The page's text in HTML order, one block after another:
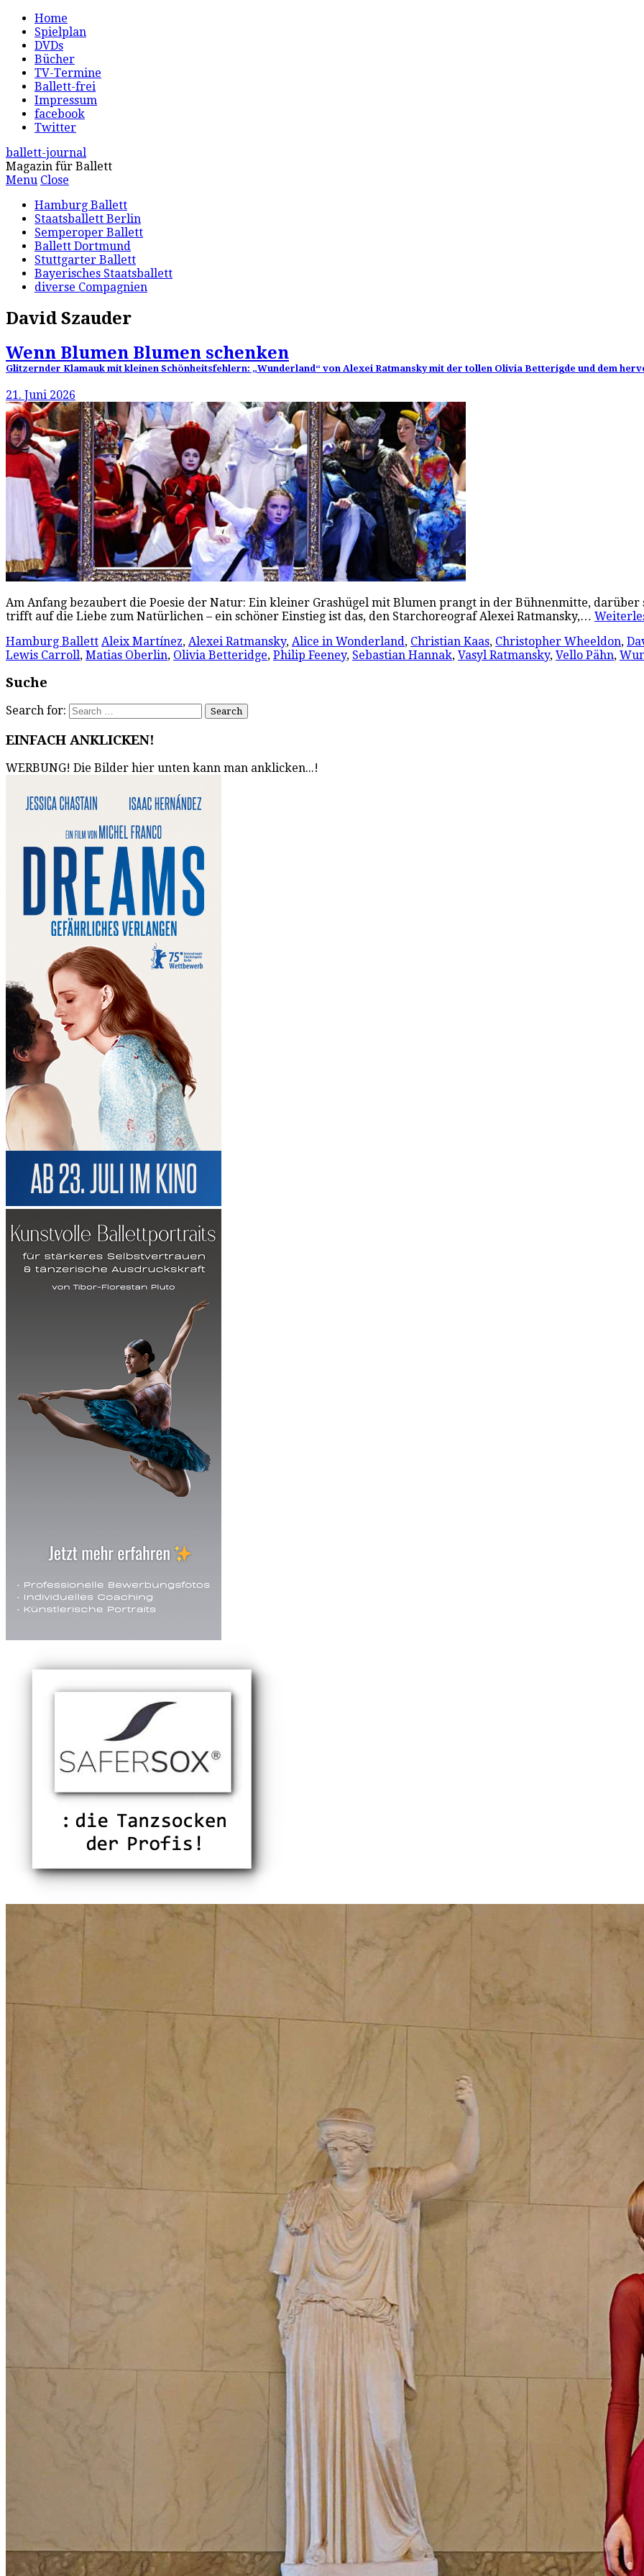
Home
Spielplan
DVDs
Bücher
TV-Termine
Ballett-frei
Impressum
facebook
Twitter
ballett-journal
Magazin für Ballett
Menu Close
Hamburg Ballett
Staatsballett Berlin
Semperoper Ballett
Ballett Dortmund
Stuttgarter Ballett
Bayerisches Staatsballett
diverse Compagnien
David Szauder
Wenn Blumen Blumen schenken
Glitzernder Klamauk mit kleinen Schönheitsfehlern: „Wunderland“ von Alexei Ratmansky mit der tollen Olivia Betterigde und dem
21. Juni 2026
Am Anfang bezaubert die Poesie der Natur: Ein kleiner Grashügel mit Blumen prangt in der Bühnenmitte,
trifft auf die Liebe zum Natürlichen – ein schöner Einstieg ist das, den Starchoreograf Alexei Ratmansky,…
Hamburg Ballett Aleix Martínez, Alexei Ratmansky, Alice in Wonderland, Christian Kaas, Christopher Wheeldon,
Lewis Carroll, Matias Oberlin, Olivia Betteridge, Philip Feeney, Sebastian Hannak, Vasyl Ratmansky, Vello Pähn,
Suche
Search for:
EINFACH ANKLICKEN!
WERBUNG! Die Bilder hier unten kann man anklicken...!